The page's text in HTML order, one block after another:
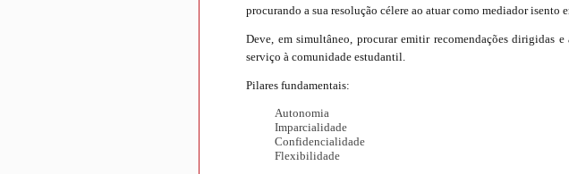
procurando a sua resolução célere ao atuar como mediador isento
Deve, em simultâneo, procurar emitir recomendações dirigidas
serviço à comunidade estudantil.
Pilares fundamentais:
Autonomia
Imparcialidade
Confidencialidade
Flexibilidade